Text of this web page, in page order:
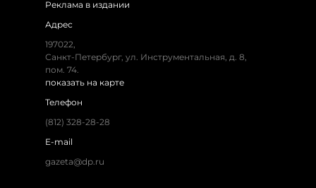
Реклама в издании
Адрес
197022,
Санкт-Петербург, ул. Инструментальная, д. 8,
пом. 74.
показать на карте
Телефон
(812) 328-28-28
E-mail
gazeta@dp.ru